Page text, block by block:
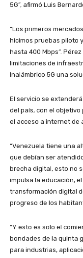
5G”, afirmó Luis
“Los primeros
hicimos pruebas piloto
hasta 400 Mbps”.
limitaciones de
Inalámbrico 5G una
El servicio se
del país, con el
el acceso a internet de
“Venezuela tiene una
que debían ser
brecha digital, esto no
impulsa la educación,
transformación digital
progreso de los
“Y esto es solo el
bondades de la quinta
para industrias,